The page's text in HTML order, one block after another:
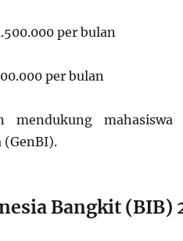
per bulan
per bulan
mendukung mahasiswa
(GenBI).
Bangkit (BIB)